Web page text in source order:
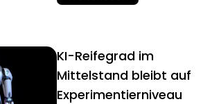
KI-Reifegrad im
Mittelstand bleibt auf
Experimentierniveau